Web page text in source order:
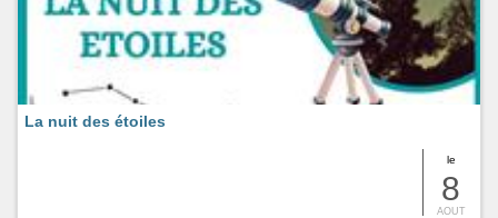
le
8
AOUT
La nuit des étoiles